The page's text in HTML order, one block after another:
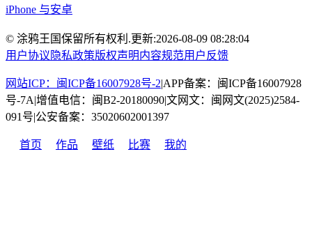
iPhone 与安卓
© 涂鸦王国保留所有权利.更新:2026-08-09 08:28:04
用户协议 隐私政策版权声明内容规范用户反馈
网站ICP：闽ICP备16007928号-2|APP备案：闽ICP备16007928
号-7A|增值电信：闽B2-20180090|文网文：闽网文(2025)2584-
091号|公安备案：35020602001397
首页 作品 壁纸 比赛 我的